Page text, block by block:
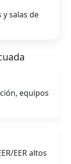
salas de
equipos
EER altos